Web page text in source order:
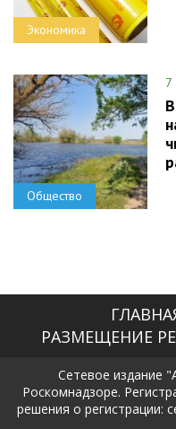
Экономика
Общество
7
РАЗМЕЩЕНИЕ
Сетевое издание
Роскомнадзоре.
решения о регистрации: